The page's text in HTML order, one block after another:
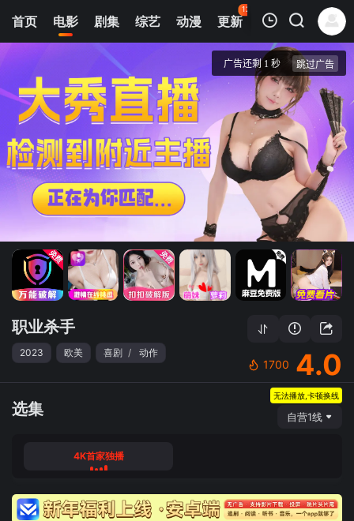
首页 电影 剧集 综艺 动漫 更新
127
热榜 APP
我的观影记录
4K首家独播
职业杀手
清空
职业杀手
2023 欧美 喜剧 / 动作
1700 4.0
选集
无法播放,卡顿换线
自营1线
4K首家独播